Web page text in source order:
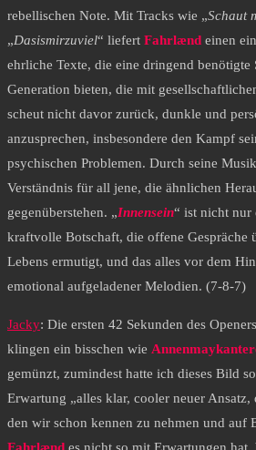
rebellischen Note. Mit Tracks wie „Schaut
„Dasismirzuviel“ liefert Fahrlænd einen
ehrliche Texte, die eine dringend benötigte
Generation bieten, die mit
scheut nicht davor zurück, dunkle und
anzusprechen, insbesondere den Kampf
psychischen Problemen. Durch seine
Verständnis für all jene, die ähnlichen
gegenüberstehen. „Innensein“ ist nicht nur
kraftvolle Botschaft, die offene Gespräche
Lebens ermutigt, und das alles vor dem
emotional aufgeladener Melodien. (7-8-7)
Jacky: Die ersten 42 Sekunden des
klingen ein bisschen wie
gemünzt, zumindest hatte ich dieses Bild
Erwartung „alles klar, cooler neuer
den wir schon kennen zu nehmen und auf